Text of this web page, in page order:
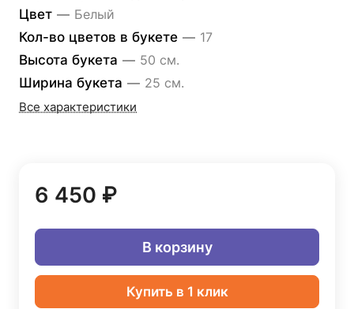
Цвет — Белый
Кол-во цветов в букете — 17
Высота букета — 50 см.
Ширина букета — 25 см.
Все характеристики
6 450 ₽
В корзину
Купить в 1 клик